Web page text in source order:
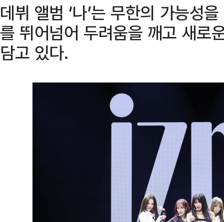
데뷔 앨범 ‘나’는 무한의 가능성
를 뛰어넘어 두려움을 깨고 새로
담고 있다.